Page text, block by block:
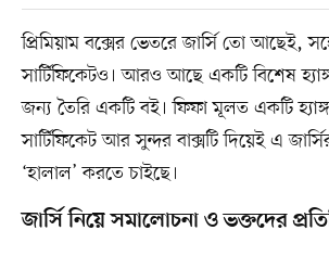
প্রিমিয়াম বক্সের ভেতরে জার্সি তো আছেই,
সার্টিফিকেটও। আরও আছে একটি বিশেষ
জন্য তৈরি একটি বই। ফিফা মূলত একটি
সার্টিফিকেট আর সুন্দর বাক্সটি দিয়েই এ
‘হালাল’ করতে চাইছে।
জার্সি নিয়ে সমালোচনা ও ভক্তদের